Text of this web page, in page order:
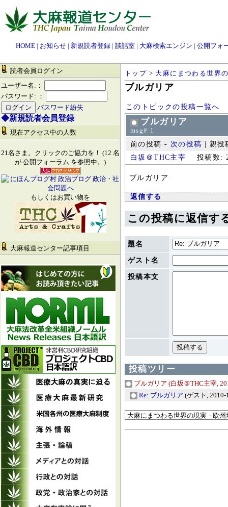
HOME | お知らせ | 新規読者登録 | 談話室 | 大麻検索エンジン | 公開フォ
読者会員ログイン
ユーザー名:：
パスワード: ：
パスワード紛失
◆新規読者会員登録
現在アクセス中の人数
21名さま。クリックのご協力を！ (12 名
が 公開フォーラム を参照中。)
もしくはお買い物を
大麻報道センター記事項目
トップ > 大麻にまつわる世界
ブルガリア
このトピックの投稿一覧へ
ブルガリア
msg# 1
前の投稿 - 次の投稿 | 親
白坂＠THC主宰 投稿数:
ブルガリア
返信する
この投稿に返信す
題名
ゲスト名
投稿本文
投稿ツリー
ブルガリア (白坂＠THC主宰,
Re: ブルガリア (ゲスト, 2010-